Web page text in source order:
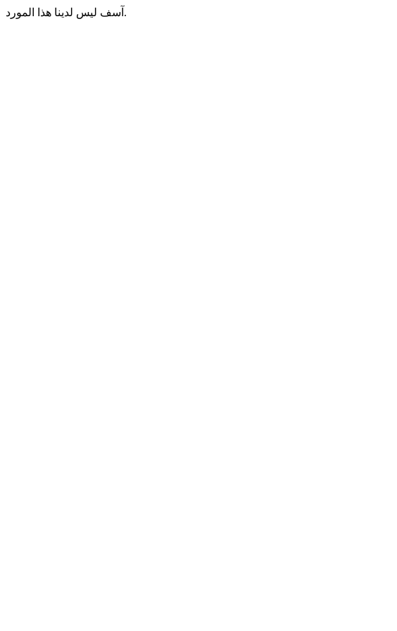
آسف ليس لدينا هذا المورد.